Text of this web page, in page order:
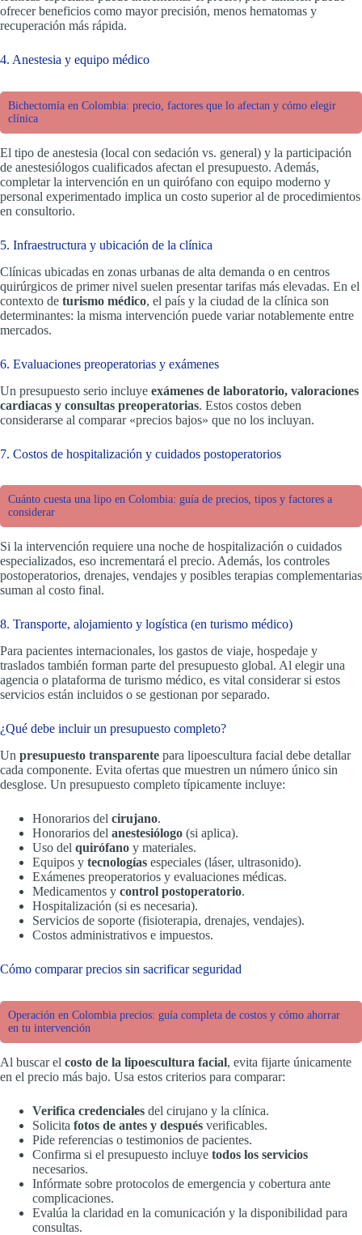
ofrecer beneficios como mayor precisión, menos hematomas y
recuperación más rápida.
4. Anestesia y equipo médico
Bichectomía en Colombia: precio, factores que lo afectan y cómo elegir
clínica
El tipo de anestesia (local con sedación vs. general) y la participación
de anestesiólogos cualificados afectan el presupuesto. Además,
completar la intervención en un quirófano con equipo moderno y
personal experimentado implica un costo superior al de procedimientos
en consultorio.
5. Infraestructura y ubicación de la clínica
Clínicas ubicadas en zonas urbanas de alta demanda o en centros
quirúrgicos de primer nivel suelen presentar tarifas más elevadas. En el
contexto de turismo médico, el país y la ciudad de la clínica son
determinantes: la misma intervención puede variar notablemente entre
mercados.
6. Evaluaciones preoperatorias y exámenes
Un presupuesto serio incluye exámenes de laboratorio, valoraciones
cardiacas y consultas preoperatorias. Estos costos deben
considerarse al comparar «precios bajos» que no los incluyan.
7. Costos de hospitalización y cuidados postoperatorios
Cuánto cuesta una lipo en Colombia: guía de precios, tipos y factores a
considerar
Si la intervención requiere una noche de hospitalización o cuidados
especializados, eso incrementará el precio. Además, los controles
postoperatorios, drenajes, vendajes y posibles terapias complementarias
suman al costo final.
8. Transporte, alojamiento y logística (en turismo médico)
Para pacientes internacionales, los gastos de viaje, hospedaje y
traslados también forman parte del presupuesto global. Al elegir una
agencia o plataforma de turismo médico, es vital considerar si estos
servicios están incluidos o se gestionan por separado.
¿Qué debe incluir un presupuesto completo?
Un presupuesto transparente para lipoescultura facial debe detallar
cada componente. Evita ofertas que muestren un número único sin
desglose. Un presupuesto completo típicamente incluye:
Honorarios del cirujano.
Honorarios del anestesiólogo (si aplica).
Uso del quirófano y materiales.
Equipos y tecnologías especiales (láser, ultrasonido).
Exámenes preoperatorios y evaluaciones médicas.
Medicamentos y control postoperatorio.
Hospitalización (si es necesaria).
Servicios de soporte (fisioterapia, drenajes, vendajes).
Costos administrativos e impuestos.
Cómo comparar precios sin sacrificar seguridad
Operación en Colombia precios: guía completa de costos y cómo ahorrar
en tu intervención
Al buscar el costo de la lipoescultura facial, evita fijarte únicamente
en el precio más bajo. Usa estos criterios para comparar:
Verifica credenciales del cirujano y la clínica.
Solicita fotos de antes y después verificables.
Pide referencias o testimonios de pacientes.
Confirma si el presupuesto incluye todos los servicios
necesarios.
Infórmate sobre protocolos de emergencia y cobertura ante
complicaciones.
Evalúa la claridad en la comunicación y la disponibilidad para
consultas.